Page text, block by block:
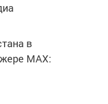
в
MАХ: